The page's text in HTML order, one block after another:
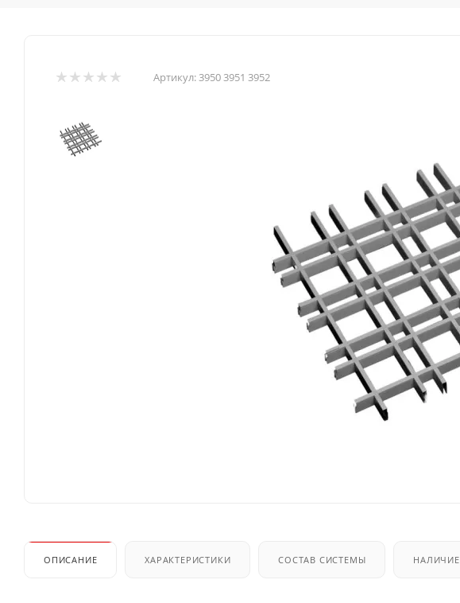
Артикул:3950 3951 3952
ОПИСАНИЕ ХАРАКТЕРИСТИКИ СОСТАВ СИСТЕМЫ НАЛИЧИЕ